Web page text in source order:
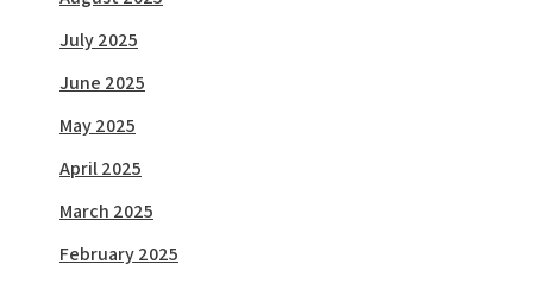
July 2025
June 2025
May 2025
April 2025
March 2025
February 2025